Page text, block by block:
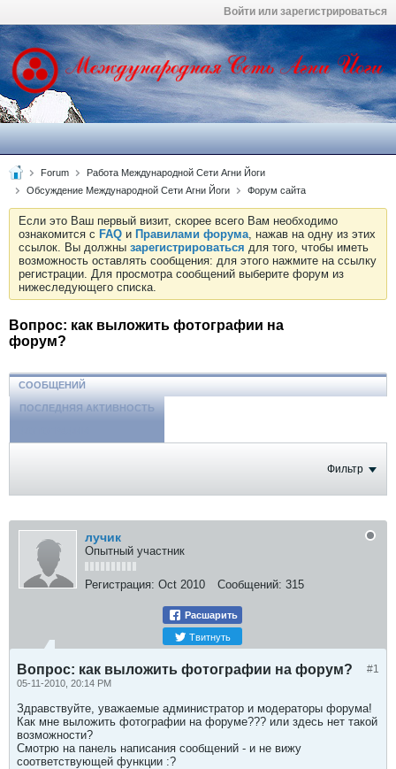
Войти или зарегистрироваться
Forum
Работа Международной Сети Агни Йоги
Обсуждение Международной Сети Агни Йоги
Форум сайта
Если это Ваш первый визит, скорее всего Вам необходимо
ознакомится с FAQ и Правилами форума, нажав на одну из этих
ссылок. Вы должны зарегистрироваться для того, чтобы иметь
возможность оставлять сообщения: для этого нажмите на ссылку
регистрации. Для просмотра сообщений выберите форум из
нижеследующего списка.
Вопрос: как выложить фотографии на
форум?
СООБЩЕНИЙ
ПОСЛЕДНЯЯ АКТИВНОСТЬ
Фильтр
лучик
Опытный участник
Регистрация: Oct 2010 Сообщений: 315
Расшарить
Твитнуть
#1
Вопрос: как выложить фотографии на форум?
05-11-2010, 20:14 PM
Здравствуйте, уважаемые администратор и модераторы форума!
Как мне выложить фотографии на форуме??? или здесь нет такой
возможности?
Смотрю на панель написания сообщений - и не вижу
соответствующей функции :?